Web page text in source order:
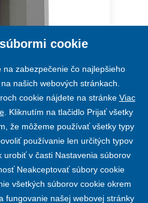
SCREEN HR7
cookie
zabezpečenie čo najlepšieho
našich webových stránkach.
cookie nájdete na stránke Viac
. Kliknutím na tlačidlo Prijať všetky
že môžeme používať všetky typy
používanie len určitých typov
urobiť v časti Nastavenia súborov
Neakceptovať súbory cookie
všetkých súborov cookie okrem
fungovanie našej webovej stránky